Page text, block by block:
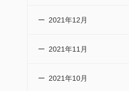
2021年12月
2021年11月
2021年10月